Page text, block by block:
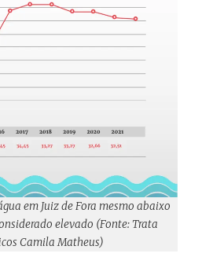
em Juiz de Fora mesmo abaixo
elevado (Fonte: Trata
Camila Matheus)